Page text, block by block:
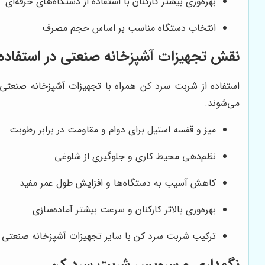
انتخاب دستگاه مناسب بر اساس حجم مصرف
نقش تجهیزات آشپزخانه صنعتی در
استفاده از شربت سرد کن همراه با تجهیزات آشپزخانه
می‌شوند.
میز و قفسه استیل برای دوام و مقاومت در برابر رطوبت
نظم‌دهی محیط کاری و جلوگیری از شلوغی
کاهش آسیب به دستگاه‌ها و افزایش طول عمر مفید
بهره‌وری بالاتر کارکنان و سرعت بیشتر آماده‌سازی
ترکیب شربت سرد کن با سایر تجهیزات آشپزخانه